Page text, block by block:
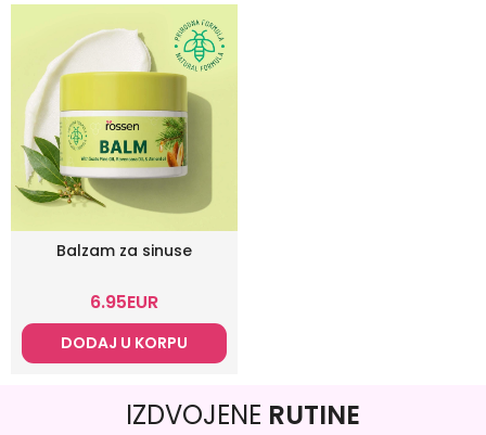
Balzam za sinuse
6.95EUR
DODAJ U KORPU
IZDVOJENE RUTINE